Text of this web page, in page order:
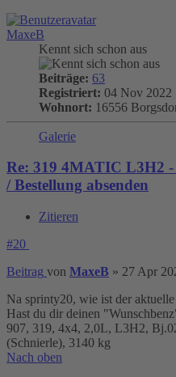
MaxeB
Kennt sich schon aus
Beiträge: 63
Registriert: 04 Nov 2022
Wohnort: 16556
Galerie
Re: 319 4MATIC L3H2
/ Bestellung absenden
Zitieren
#20
Beitrag von MaxeB » 27 Apr
Na sprinty20, wie ist der aktuelle
Hast du dir deinen
907, 319, 4x4, 2,0L, L3H2,
(Schnierle), 3140 kg
Nach oben